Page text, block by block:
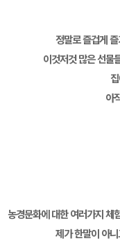
정말로 즐겁게
이것저것 많은 선물
아
농경문화에 대한 여러가지 체
제가 한말이 아